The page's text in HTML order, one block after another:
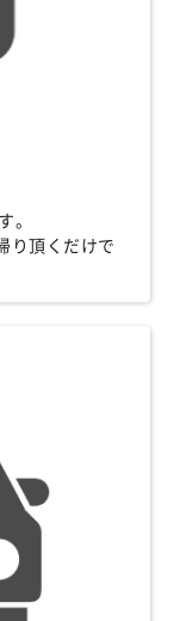
。
り頂くだけで